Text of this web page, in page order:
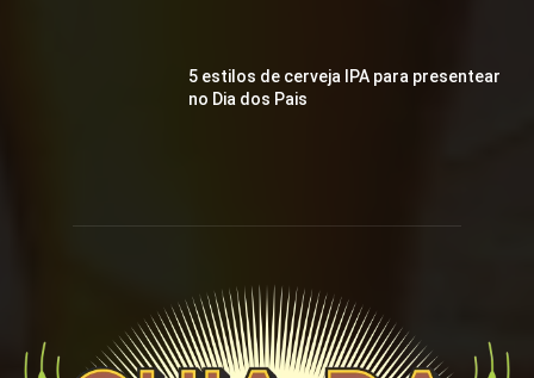
5 estilos de cerveja IPA para presentear
no Dia dos Pais